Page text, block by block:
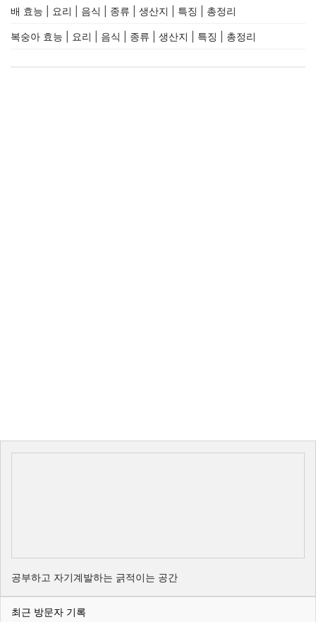
배 효능 | 요리 | 음식 | 종류 | 생산지 | 특징 | 총정리
복숭아 효능 | 요리 | 음식 | 종류 | 생산지 | 특징 | 총정리
공부하고 자기계발하는 긁적이는 공간
최근 방문자 기록